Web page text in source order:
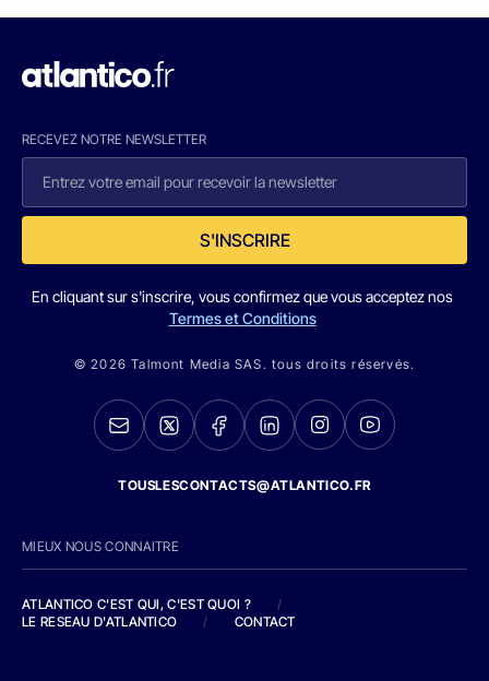
RECEVEZ NOTRE NEWSLETTER
S'INSCRIRE
En cliquant sur s'inscrire, vous confirmez que vous acceptez nos
Termes et Conditions
© 2026 Talmont Media SAS. tous droits réservés.
TOUSLESCONTACTS@ATLANTICO.FR
MIEUX NOUS CONNAITRE
ATLANTICO C'EST QUI, C'EST QUOI ?
/
LE RESEAU D'ATLANTICO
/ CONTACT